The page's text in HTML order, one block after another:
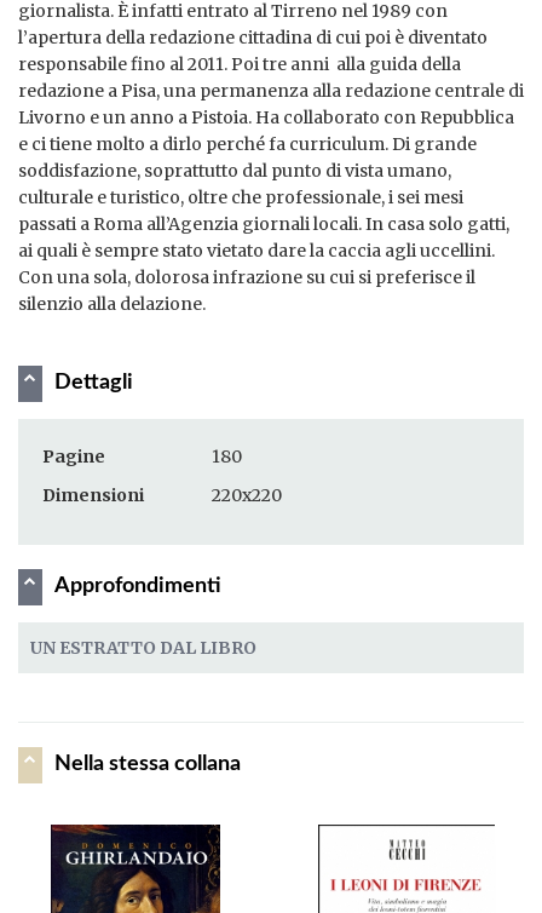
giornalista. È infatti entrato al Tirreno nel 1989 con
l’apertura della redazione cittadina di cui poi è diventato
responsabile fino al 2011. Poi tre anni alla guida della
redazione a Pisa, una permanenza alla redazione centrale di
Livorno e un anno a Pistoia. Ha collaborato con Repubblica
e ci tiene molto a dirlo perché fa curriculum. Di grande
soddisfazione, soprattutto dal punto di vista umano,
culturale e turistico, oltre che professionale, i sei mesi
passati a Roma all’Agenzia giornali locali. In casa solo gatti,
ai quali è sempre stato vietato dare la caccia agli uccellini.
Con una sola, dolorosa infrazione su cui si preferisce il
silenzio alla delazione.
Dettagli
Pagine
180
Dimensioni
220x220
Approfondimenti
UN ESTRATTO DAL LIBRO
Nella stessa collana